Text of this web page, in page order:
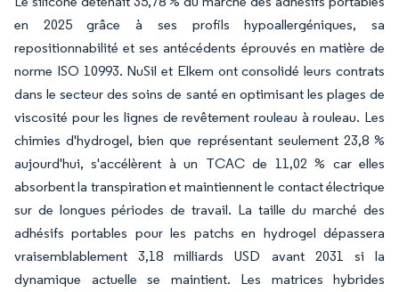
en 2025 grâce à ses profils hypoallergéniques, sa
repositionnabilité et ses antécédents éprouvés en matière de
norme ISO 10993. NuSil et Elkem ont consolidé leurs contrats
dans le secteur des soins de santé en optimisant les plages de
viscosité pour les lignes de revêtement rouleau à rouleau. Les
chimies d'hydrogel, bien que représentant seulement 23,8 %
aujourd'hui, s'accélèrent à un TCAC de 11,02 % car elles
absorbent la transpiration et maintiennent le contact électrique
sur de longues périodes de travail. La taille du marché des
adhésifs portables pour les patchs en hydrogel dépassera
vraisemblablement 3,18 milliards USD avant 2031 si la
dynamique actuelle se maintient. Les matrices hybrides